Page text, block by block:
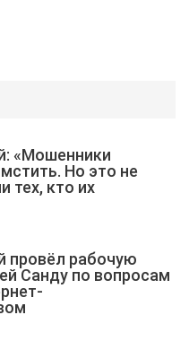
«Мошенники
Но это не
тех, кто их
провёл рабочую
Санду по вопросам